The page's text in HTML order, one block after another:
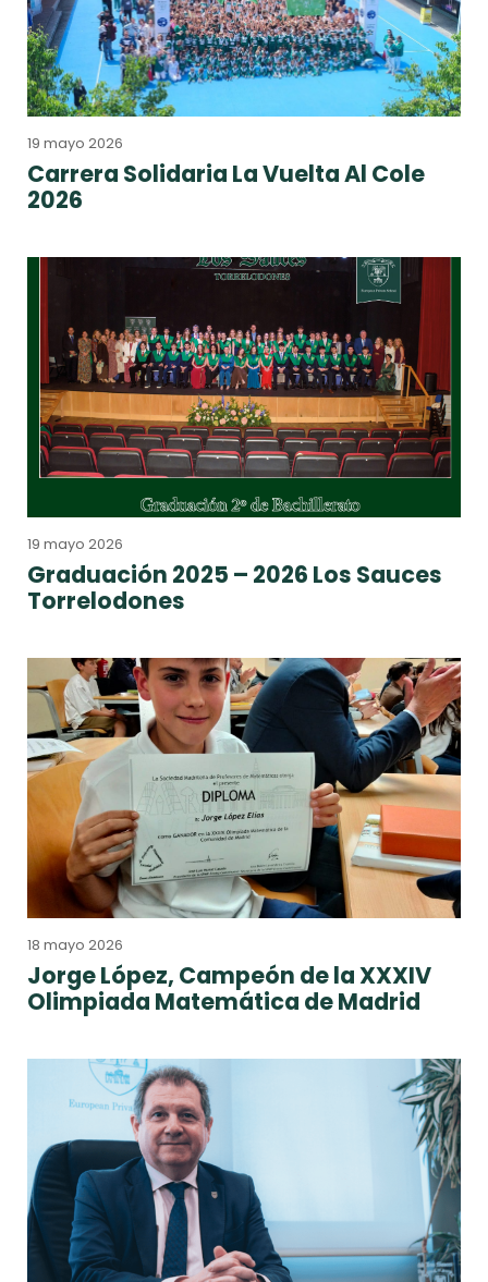
19 mayo 2026
Carrera Solidaria La Vuelta Al Cole
2026
19 mayo 2026
Graduación 2025 – 2026 Los Sauces
Torrelodones
18 mayo 2026
Jorge López, Campeón de la XXXIV
Olimpiada Matemática de Madrid